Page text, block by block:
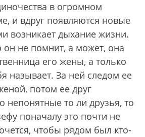
в огромном
и вдруг появляются новые
возникает дыхание жизни.
он не помнит, а может, она
его жены, а только
называет. За ней следом ее
потом ее друг
непонятные то ли друзья, то
поначалу это почти не
чтобы рядом был кто-